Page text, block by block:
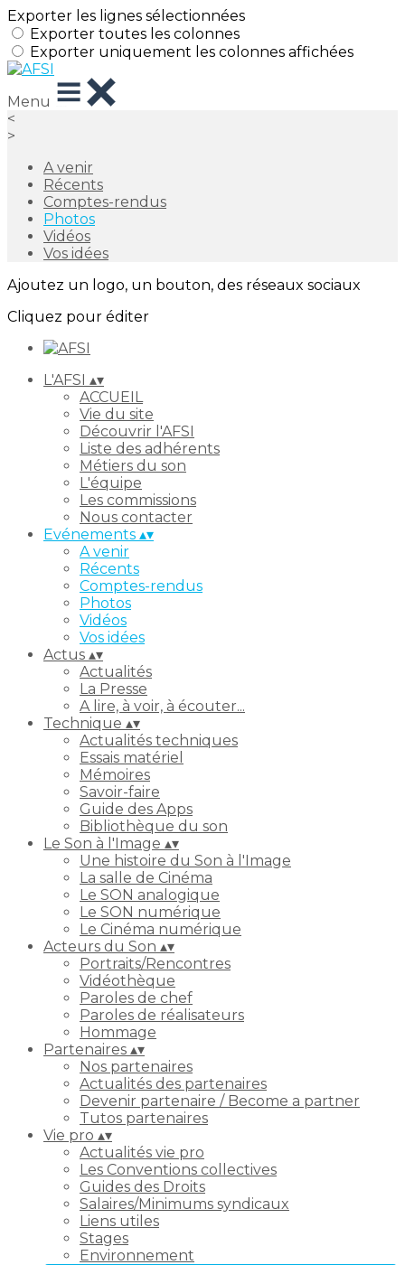
Exporter les lignes sélectionnées
Exporter toutes les colonnes
Exporter uniquement les colonnes affichées
Menu
<
>
A venir
Récents
Comptes-rendus
Photos
Vidéos
Vos idées
Ajoutez un logo, un bouton, des réseaux sociaux
Cliquez pour éditer
L'AFSI ▴▾
ACCUEIL
Vie du site
Découvrir l'AFSI
Liste des adhérents
Métiers du son
L'équipe
Les commissions
Nous contacter
Evénements ▴▾
A venir
Récents
Comptes-rendus
Photos
Vidéos
Vos idées
Actus ▴▾
Actualités
La Presse
A lire, à voir, à écouter...
Technique ▴▾
Actualités techniques
Essais matériel
Mémoires
Savoir-faire
Guide des Apps
Bibliothèque du son
Le Son à l'Image ▴▾
Une histoire du Son à l'Image
La salle de Cinéma
Le SON analogique
Le SON numérique
Le Cinéma numérique
Acteurs du Son ▴▾
Portraits/Rencontres
Vidéothèque
Paroles de chef
Paroles de réalisateurs
Hommage
Partenaires ▴▾
Nos partenaires
Actualités des partenaires
Devenir partenaire / Become a partner
Tutos partenaires
Vie pro ▴▾
Actualités vie pro
Les Conventions collectives
Guides des Droits
Salaires/Minimums syndicaux
Liens utiles
Stages
Environnement